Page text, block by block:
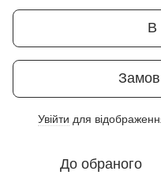
В
Увійти для
До обраного